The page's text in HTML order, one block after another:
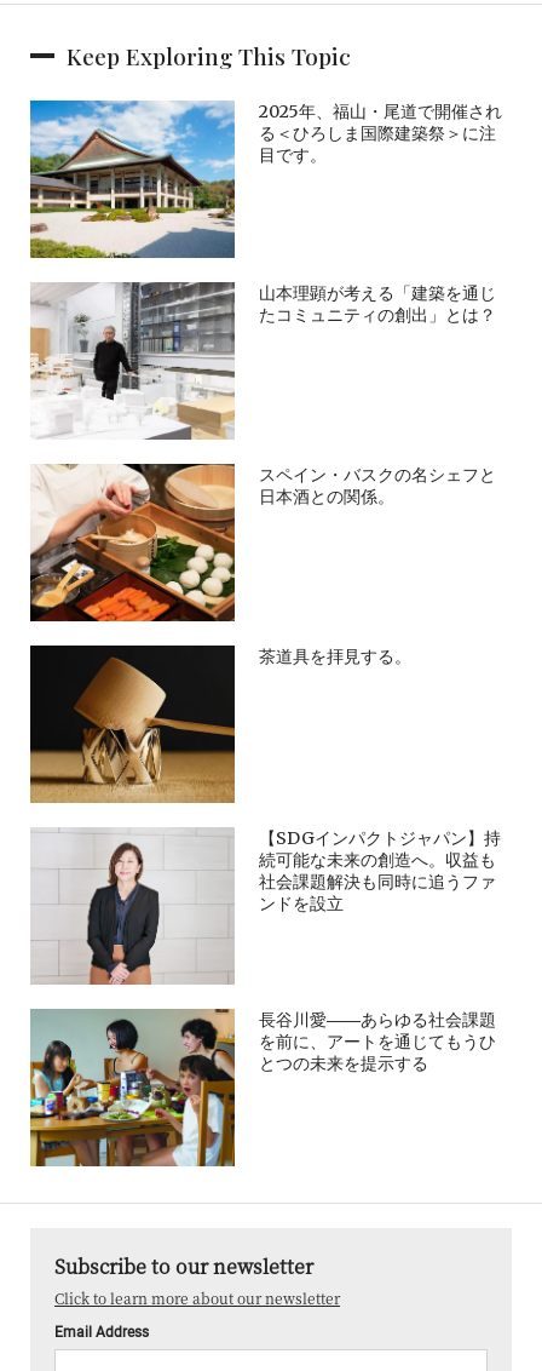
Keep Exploring This Topic
2025年、福山・尾道で開催され
る＜ひろしま国際建築祭＞に注
目です。
山本理顕が考える「建築を通じ
たコミュニティの創出」とは？
スペイン・バスクの名シェフと
日本酒との関係。
茶道具を拝見する。
【SDGインパクトジャパン】持
続可能な未来の創造へ。収益も
社会課題解決も同時に追うファ
ンドを設立
長谷川愛――あらゆる社会課題
を前に、アートを通じてもうひ
とつの未来を提示する
Subscribe to our newsletter
Click to learn more about our newsletter
Email Address